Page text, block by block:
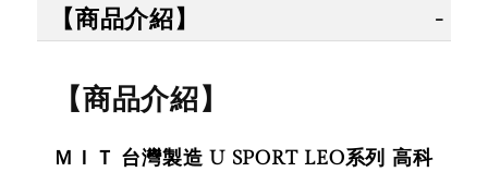
【商品介紹】
【商品介紹】
ＭＩＴ 台灣製造 U SPORT LEO系列 高科